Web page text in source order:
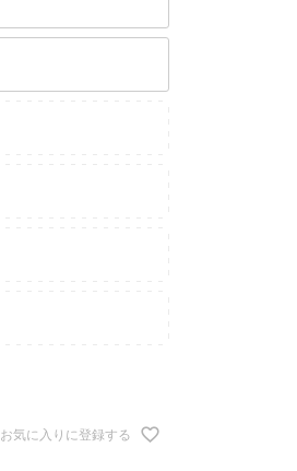
お気に入りに登録する